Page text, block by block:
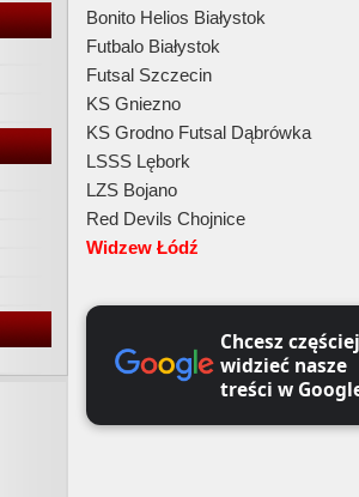
Bonito Helios Białystok
Futbalo Białystok
Futsal Szczecin
KS Gniezno
KS Grodno Futsal Dąbrówka
LSSS Lębork
LZS Bojano
Red Devils Chojnice
Widzew Łódź
Chcesz częściej
widzieć nasze
treści w